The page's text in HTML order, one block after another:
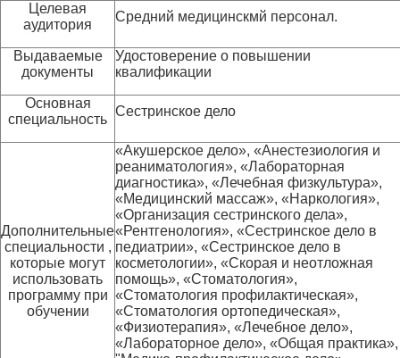
Целевая
аудитория
Средний медицинскмй персонал.
Выдаваемые
документы
Удостоверение о повышении
квалификации
Основная
специальность
Сестринское дело
Дополнительные
специальности ,
которые могут
использовать
программу при
обучении
«Акушерское дело», «Анестезиология и
реаниматология», «Лабораторная
диагностика», «Лечебная физкультура»,
«Медицинский массаж», «Наркология»,
«Организация сестринского дела»,
«Рентгенология», «Сестринское дело в
педиатрии», «Сестринское дело в
косметологии», «Скорая и неотложная
помощь», «Стоматология»,
«Стоматология профилактическая»,
«Стоматология ортопедическая»,
«Физиотерапия», «Лечебное дело»,
«Лабораторное дело», «Общая практика»,